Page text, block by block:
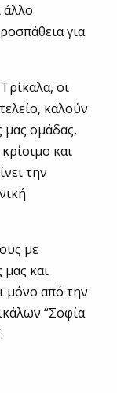
άλλο
για
οι
καλούν
μας ομάδας,
και
την
με
και
μόνο από την
“Σοφία